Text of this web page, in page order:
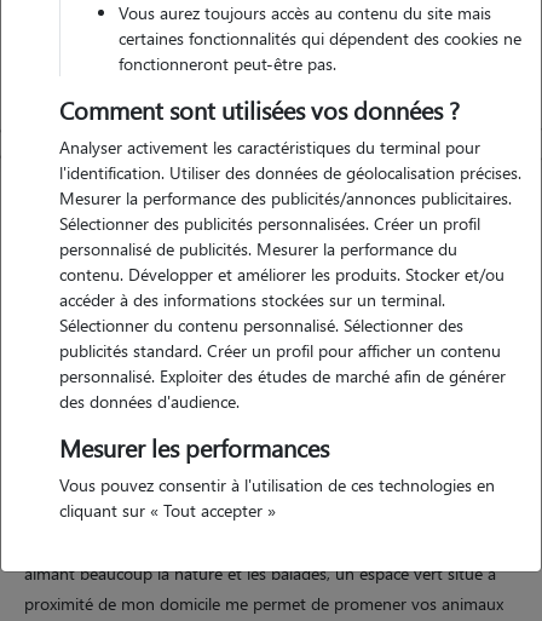
Motivation
leur apporter douceur, sécurité et affection. je propose un
environnement calme et chaleureux, où vos animaux pourront se
sentir à l'aise et en confiance. je peux également assurer des visites à
aimant beaucoup la nature et les balades, un espace vert situé à
proximité de mon domicile me permet de promener vos animaux
Vous aurez toujours accès au contenu du site mais
certaines fonctionnalités qui dépendent des cookies ne
fonctionneront peut-être pas.
Comment sont utilisées vos données ?
Analyser activement les caractéristiques du terminal pour
l'identification. Utiliser des données de géolocalisation précises.
Mesurer la performance des publicités/annonces publicitaires.
Sélectionner des publicités personnalisées. Créer un profil
personnalisé de publicités. Mesurer la performance du
contenu. Développer et améliorer les produits. Stocker et/ou
accéder à des informations stockées sur un terminal.
Sélectionner du contenu personnalisé. Sélectionner des
publicités standard. Créer un profil pour afficher un contenu
personnalisé. Exploiter des études de marché afin de générer
des données d'audience.
Mesurer les performances
Vous pouvez consentir à l'utilisation de ces technologies en
cliquant sur « Tout accepter »